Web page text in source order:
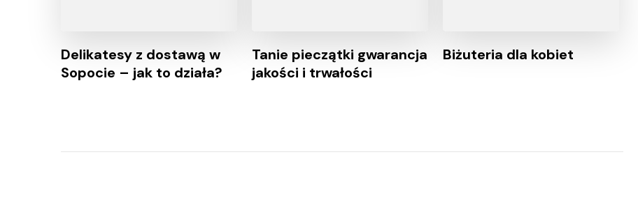
Delikatesy z dostawą w
Sopocie – jak to działa?
Tanie pieczątki gwarancja
jakości i trwałości
Biżuteria dla kobiet